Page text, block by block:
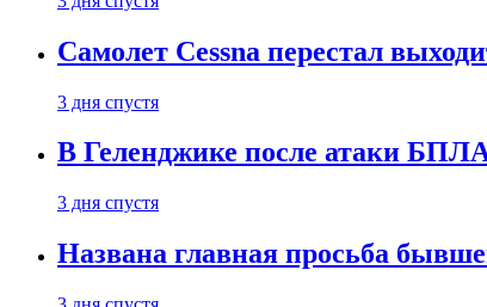
Самолет Cessna перестал
3 дня спустя
В Геленджике после атаки
3 дня спустя
Названа главная просьба